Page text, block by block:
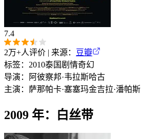
7.4
2万+人评价 | 来源：
豆瓣
标签： 2010泰国 剧情奇幻
导演：
阿彼察邦·韦拉斯哈古
主演： 萨那帕卡·塞塞玛金吉拉·潘帕斯
2009 年：白丝带